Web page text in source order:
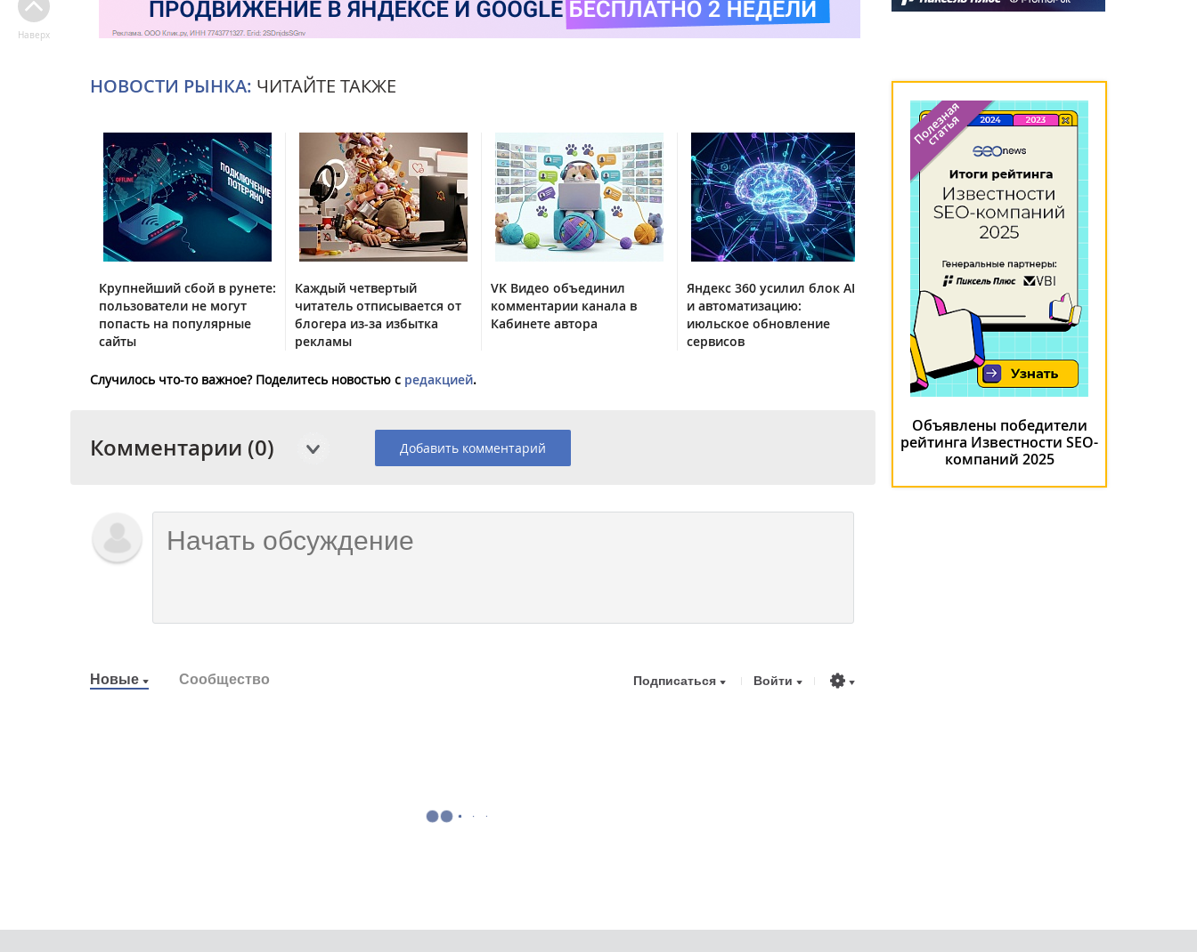
НОВОСТИ РЫНКА: ЧИТАЙТЕ ТАКЖЕ
Крупнейший сбой в рунете:
пользователи не могут
попасть на популярные
сайты
Каждый четвертый
читатель отписывается от
блогера из-за избытка
рекламы
VK Видео объединил
комментарии канала в
Кабинете автора
Яндекс 360 усилил блок AI
и автоматизацию:
июльское обновление
сервисов
Случилось что-то важное? Поделитесь новостью с редакцией.
Комментарии (0) Добавить комментарий
Новые Сообщество Подписаться Войти
Наверх
Объявлены победители
рейтинга Известности SEO-
компаний 2025